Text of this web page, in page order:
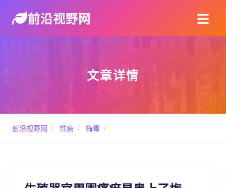
前沿视野网
文章详情
前沿视野网 / 性病 / 梅毒 /